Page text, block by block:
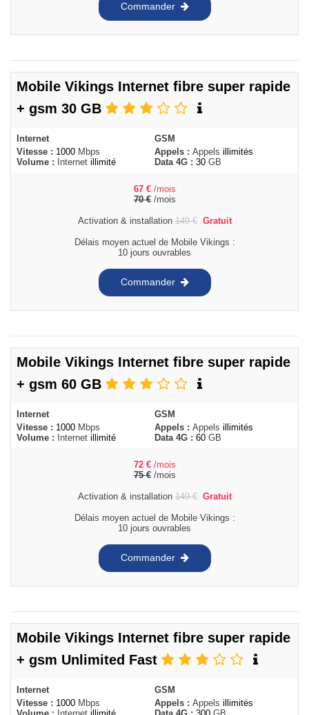
Commander
Mobile Vikings Internet fibre super rapide
+ gsm 30 GB
Internet
Vitesse : 1000 Mbps
Volume :
Internet illimité
GSM
Appels : Appels illimités
Data 4G : 30 GB
67 € /mois
70€/mois
Activation & installation149€ Gratuit
Délais moyen actuel de Mobile Vikings :
10 jours ouvrables
Commander
Mobile Vikings Internet fibre super rapide
+ gsm 60 GB
Internet
Vitesse : 1000 Mbps
Volume :
Internet illimité
GSM
Appels : Appels illimités
Data 4G : 60 GB
72 € /mois
75€/mois
Activation & installation149€ Gratuit
Délais moyen actuel de Mobile Vikings :
10 jours ouvrables
Commander
Mobile Vikings Internet fibre super rapide
+ gsm Unlimited Fast
Internet
Vitesse : 1000 Mbps
GSM
Appels : Appels illimités